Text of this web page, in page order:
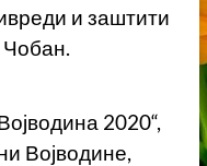
и заштити
Чобан.
2020“,
Војводине,